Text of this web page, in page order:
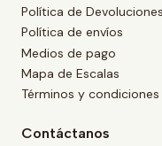
Política de Devoluciones
Política de envíos
Medios de pago
Mapa de Escalas
Términos y
Contáctanos